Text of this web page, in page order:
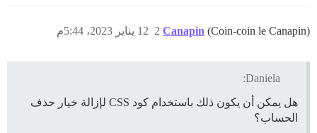
Canapin (Coin-coin le Canapin) 12 يناير 2023، 5:44م 2
Daniela:
هل يمكن أن يكون ذلك باستخدام كود CSS لإزالة خيار حذف
الحساب؟